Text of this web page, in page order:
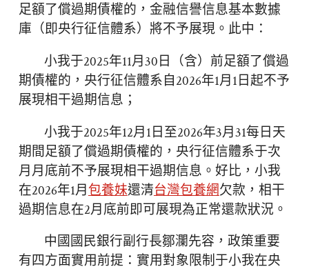
足額了償過期債權的，金融信譽信息基本數據
庫（即央行征信體系）將不予展現。此中：
小我于2025年11月30日（含）前足額了償過
期債權的，央行征信體系自2026年1月1日起不予
展現相干過期信息；
小我于2025年12月1日至2026年3月31每日天
期間足額了償過期債權的，央行征信體系于次
月月底前不予展現相干過期信息。好比，小我
在2026年1月包養妹還清台灣包養網欠款，相干
過期信息在2月底前即可展現為正常還款狀況。
中國國民銀行副行長鄒瀾先容，政策重要
有四方面實用前提：實用對象限制于小我在央